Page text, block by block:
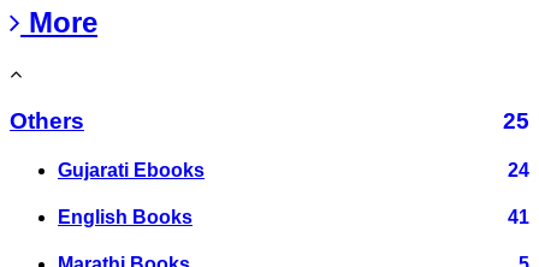
More
Others 25
Gujarati Ebooks 24
English Books 41